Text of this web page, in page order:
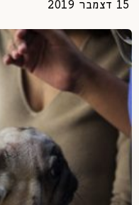
15 דצמבר 2019